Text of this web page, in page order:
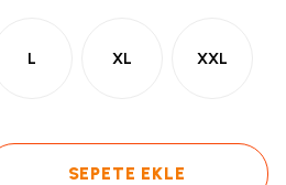
L XL XXL
SEPETE EKLE